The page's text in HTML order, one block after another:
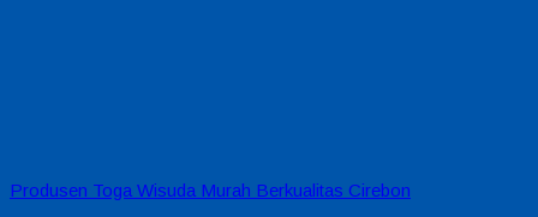
Produsen Toga Wisuda Murah Berkualitas Cirebon